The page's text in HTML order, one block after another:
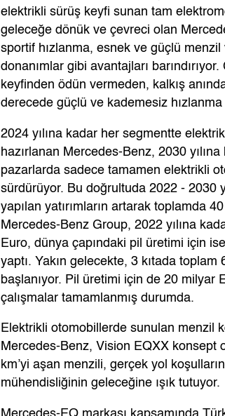
elektrikli sürüş keyfi sunan tam
geleceğe dönük ve çevreci olan
sportif hızlanma, esnek ve güçlü
donanımlar gibi avantajları
keyfinden ödün vermeden, kalkış
derecede güçlü ve kademesiz hızlanma
2024 yılına kadar her segmentte
hazırlanan Mercedes-Benz, 2030
pazarlarda sadece tamamen elektrikli
sürdürüyor. Bu doğrultuda 2022 - 2030
yapılan yatırımların artarak toplamda
Mercedes-Benz Group, 2022 yılına
Euro, dünya çapındaki pil üretimi için
yaptı. Yakın gelecekte, 3 kıtada
başlanıyor. Pil üretimi için de 20 milyar
çalışmalar tamamlanmış durumda.
Elektrikli otomobillerde sunulan menzil
Mercedes-Benz, Vision EQXX konsept
km’yi aşan menzili, gerçek yol
mühendisliğinin geleceğine ışık tutuyor.